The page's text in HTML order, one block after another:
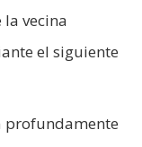
vecina
el siguiente
profundamente